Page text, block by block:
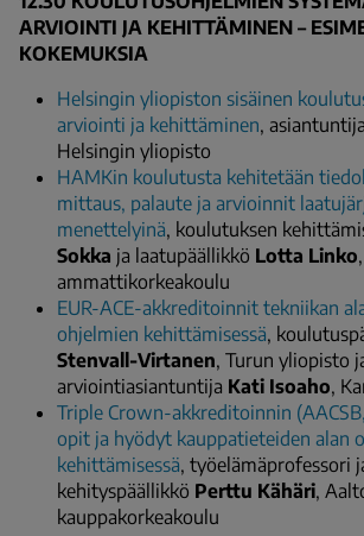
ARVIOINTI JA KEHITTÄMINEN –
KOKEMUKSIA
Helsingin yliopiston sisäinen
arviointi ja kehittäminen,
Helsingin yliopisto
HAMKin koulutusta kehitetään
mittaus, palaute ja arvioinnit
menettelyinä, koulutuksen
Sokka ja laatupäällikkö Lotta Linko
ammattikorkeakoulu
EUR-ACE-akkreditoinnit tekniikan
ohjelmien kehittämisessä,
Stenvall-Virtanen, Turun yliopisto
arviointiasiantuntija Kati Isoaho,
Triple Crown-akkreditoinnin
opit ja hyödyt kauppatieteiden alan
kehittämisessä, työelämäprofessori
kehityspäällikkö Perttu Kähäri,
kauppakorkeakoulu